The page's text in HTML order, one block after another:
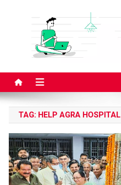
Live Story Time
TAG: HELP AGRA HOSPITAL